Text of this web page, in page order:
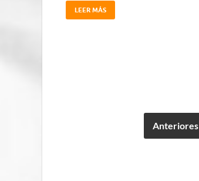
LEER MÁS
Anteriores